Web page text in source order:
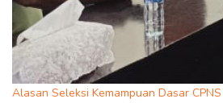
Alasan Seleksi Kemampuan Dasar